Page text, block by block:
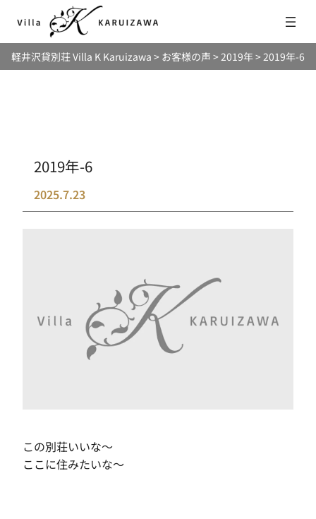
を
軽井沢貸別荘 Villa K Karuizawa > お客様の声 >2019年>2019年-6
2019年-6
2025.7.23
この別荘いいな～
ここに住みたいな～